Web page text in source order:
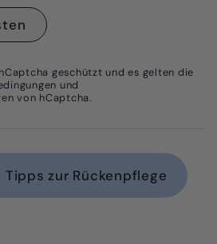
geschützt und es gelten die
und
von hCaptcha.
Tipps zur Rückenpflege